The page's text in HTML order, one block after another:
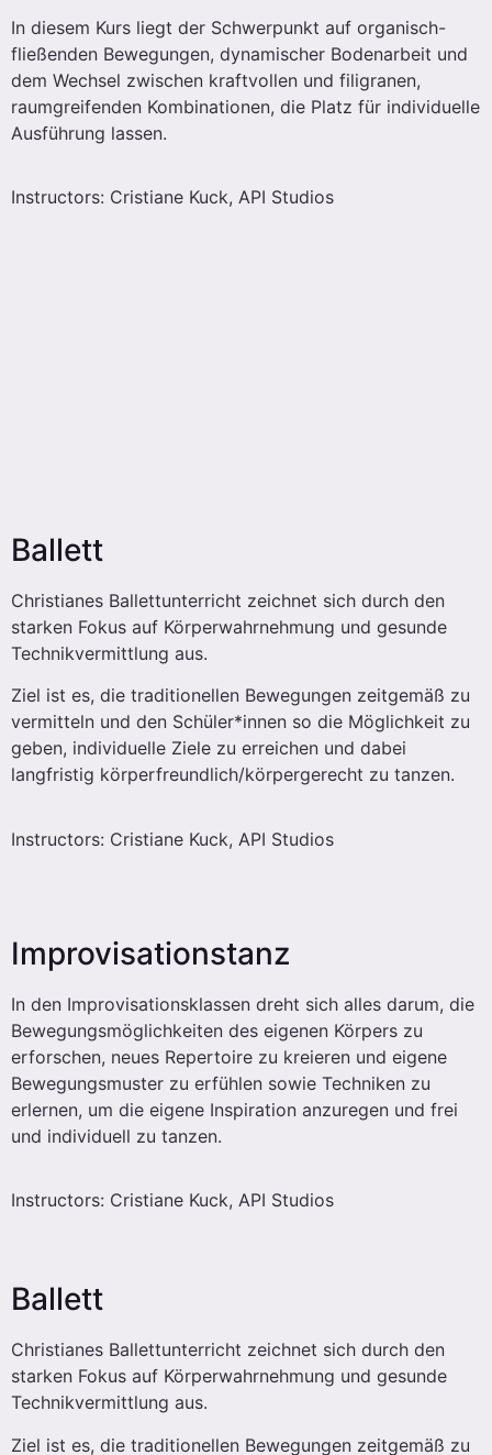
In diesem Kurs liegt der Schwerpunkt auf organisch-
fließenden Bewegungen, dynamischer Bodenarbeit und
dem Wechsel zwischen kraftvollen und filigranen,
raumgreifenden Kombinationen, die Platz für individuelle
Ausführung lassen.
Instructors: Cristiane Kuck, API Studios
Ballett
Christianes Ballettunterricht zeichnet sich durch den
starken Fokus auf Körperwahrnehmung und gesunde
Technikvermittlung aus.
Ziel ist es, die traditionellen Bewegungen zeitgemäß zu
vermitteln und den Schüler*innen so die Möglichkeit zu
geben, individuelle Ziele zu erreichen und dabei
langfristig körperfreundlich/körpergerecht zu tanzen.
Instructors: Cristiane Kuck, API Studios
Improvisationstanz
In den Improvisationsklassen dreht sich alles darum, die
Bewegungsmöglichkeiten des eigenen Körpers zu
erforschen, neues Repertoire zu kreieren und eigene
Bewegungsmuster zu erfühlen sowie Techniken zu
erlernen, um die eigene Inspiration anzuregen und frei
und individuell zu tanzen.
Instructors: Cristiane Kuck, API Studios
Ballett
Christianes Ballettunterricht zeichnet sich durch den
starken Fokus auf Körperwahrnehmung und gesunde
Technikvermittlung aus.
Ziel ist es, die traditionellen Bewegungen zeitgemäß zu